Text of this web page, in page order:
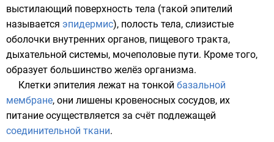
выстилающий поверхность тела (такой эпителий
называется эпидермис), полость тела, слизистые
оболочки внутренних органов, пищевого тракта,
дыхательной системы, мочеполовые пути. Кроме того,
образует большинство желёз организма.
Клетки эпителия лежат на тонкой базальной
мембране, они лишены кровеносных сосудов, их
питание осуществляется за счёт подлежащей
соединительной ткани.